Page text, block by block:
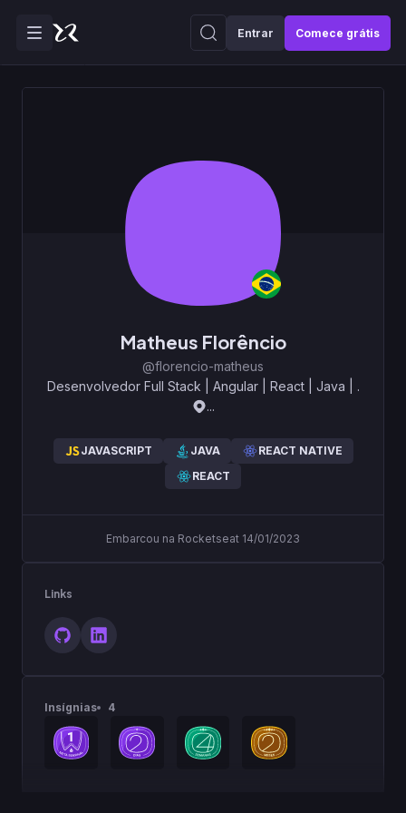
Entrar Comece grátis
Matheus Florêncio
@florencio-matheus
Desenvolvedor Full Stack | Angular | React | Java
.
...
JAVASCRIPT JAVA
REACT NATIVE
REACT
Embarcou na Rocketseat 14/01/2023
Links
Insígnias 4